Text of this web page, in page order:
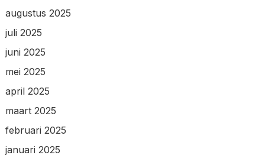
augustus 2025
juli 2025
juni 2025
mei 2025
april 2025
maart 2025
februari 2025
januari 2025